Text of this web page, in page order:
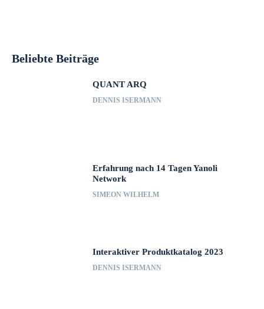
Beliebte Beiträge
QUANT ARQ
DENNIS ISERMANN
Erfahrung nach 14 Tagen Yanoli
Network
SIMEON WILHELM
Interaktiver Produktkatalog 2023
DENNIS ISERMANN